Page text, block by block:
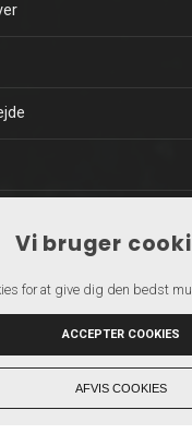
Vi bruger
for at give dig den bedst
ACCEPTER COOKIES
AFVIS COOKIES